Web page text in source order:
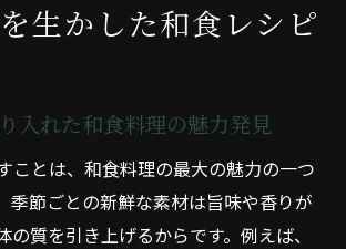
生かした和食レシピ
入れた和食料理の魅力発見
ことは、和食料理の最大の魅力の一つ
季節ごとの新鮮な素材は旨味や香りが
の質を引き上げるからです。例えば、